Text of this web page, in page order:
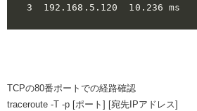
TCPの80番ポートでの経路確認
traceroute -T -p [ポート] [宛先IPアドレス]